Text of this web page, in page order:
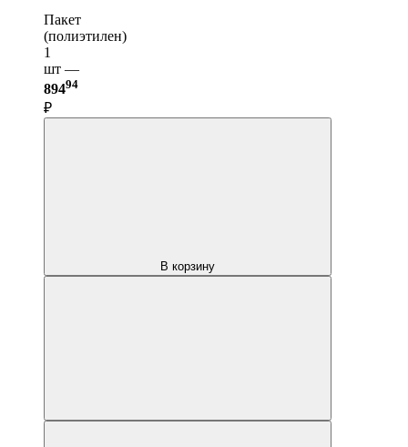
Пакет
(полиэтилен)
1
шт —
89494
₽
В корзину